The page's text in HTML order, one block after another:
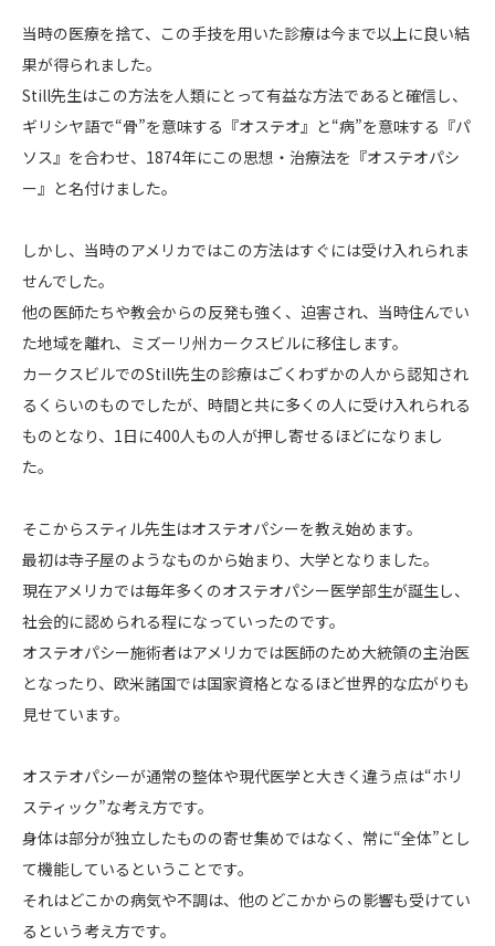
当時の医療を捨て、この手技を用いた診療は今まで以上に良い結
果が得られました。
Still先生はこの方法を人類にとって有益な方法であると確信し、
ギリシヤ語で“骨”を意味する『オステオ』と“病”を意味する『パ
ソス』を合わせ、1874年にこの思想・治療法を『オステオパシ
ー』と名付けました。
しかし、当時のアメリカではこの方法はすぐには受け入れられま
せんでした。
他の医師たちや教会からの反発も強く、迫害され、当時住んでい
た地域を離れ、ミズーリ州カークスビルに移住します。
カークスビルでのStill先生の診療はごくわずかの人から認知され
るくらいのものでしたが、時間と共に多くの人に受け入れられる
ものとなり、1日に400人もの人が押し寄せるほどになりまし
た。
そこからスティル先生はオステオパシーを教え始めます。
最初は寺子屋のようなものから始まり、大学となりました。
現在アメリカでは毎年多くのオステオパシー医学部生が誕生し、
社会的に認められる程になっていったのです。
オステオパシー施術者はアメリカでは医師のため大統領の主治医
となったり、欧米諸国では国家資格となるほど世界的な広がりも
見せています。
オステオパシーが通常の整体や現代医学と大きく違う点は“ホリ
スティック”な考え方です。
身体は部分が独立したものの寄せ集めではなく、常に“全体”とし
て機能しているということです。
それはどこかの病気や不調は、他のどこかからの影響も受けてい
るという考え方です。